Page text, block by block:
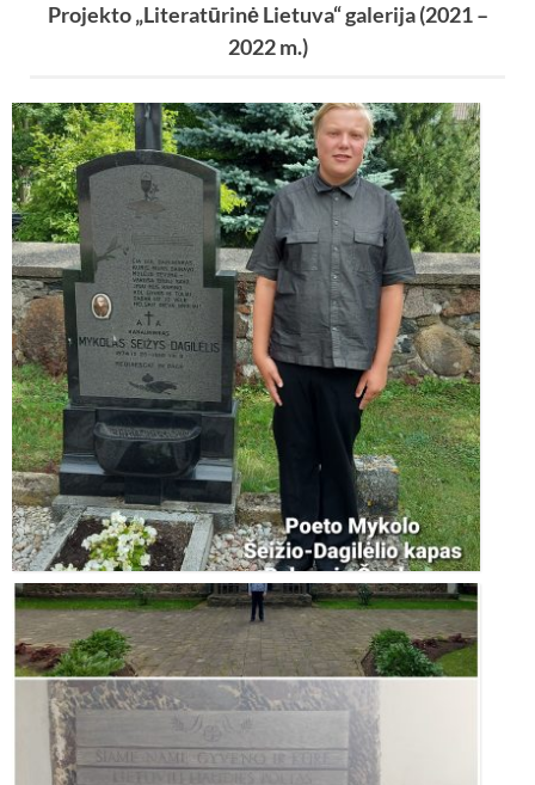
Projekto „Literatūrinė Lietuva“ galerija (2021 –
2022 m.)